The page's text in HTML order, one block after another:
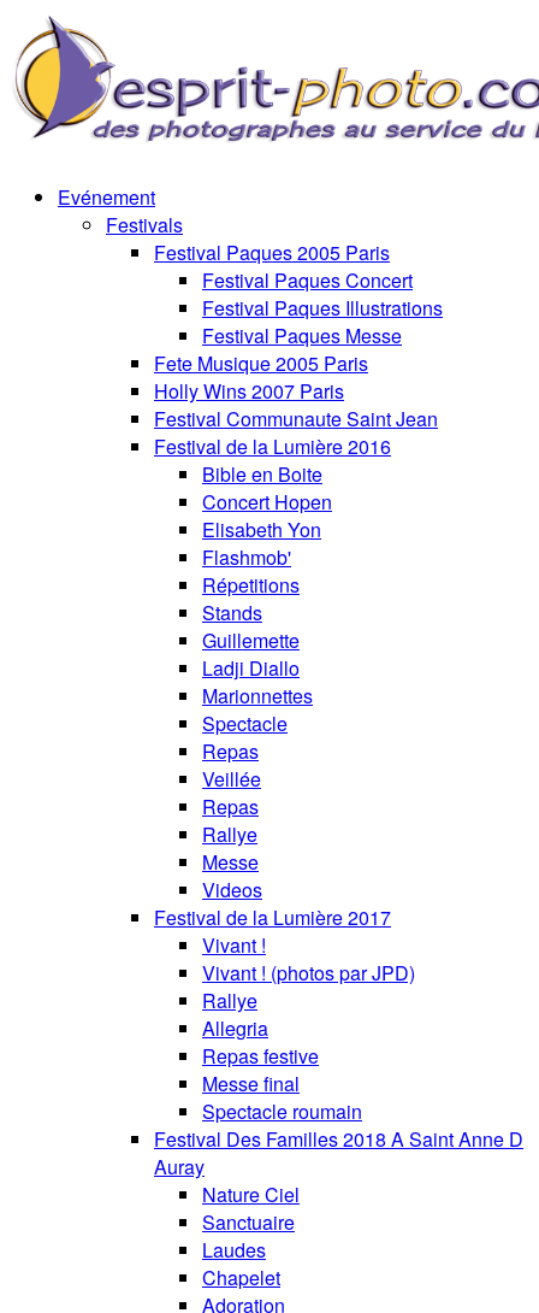
Evénement
Festivals
Festival Paques 2005 Paris
Festival Paques Concert
Festival Paques Illustrations
Festival Paques Messe
Fete Musique 2005 Paris
Holly Wins 2007 Paris
Festival Communaute Saint Jean
Festival de la Lumière 2016
Bible en Boite
Concert Hopen
Elisabeth Yon
Flashmob'
Répetitions
Stands
Guillemette
Ladji Diallo
Marionnettes
Spectacle
Repas
Veillée
Repas
Rallye
Messe
Videos
Festival de la Lumière 2017
Vivant !
Vivant ! (photos par JPD)
Rallye
Allegria
Repas festive
Messe final
Spectacle roumain
Festival Des Familles 2018 A Saint Anne D
Auray
Nature Ciel
Sanctuaire
Laudes
Chapelet
Adoration